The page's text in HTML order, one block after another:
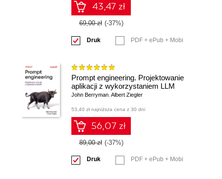
43,47 zł
69,00 zł (-37%)
Druk PDF + ePub + Mobi
Prompt engineering. Projektowanie
aplikacji z wykorzystaniem LLM
John Berryman Albert Ziegler
53,40 zł najniższa cena z 30 dni
56,07 zł
89,00 zł (-37%)
Druk PDF + ePub + Mobi